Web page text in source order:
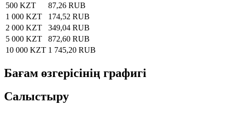
500 KZT
87,26 RUB
1 000 KZT
174,52 RUB
2 000 KZT
349,04 RUB
5 000 KZT
872,60 RUB
10 000 KZT 1 745,20 RUB
Бағам өзгерісінің графигі
Салыстыру